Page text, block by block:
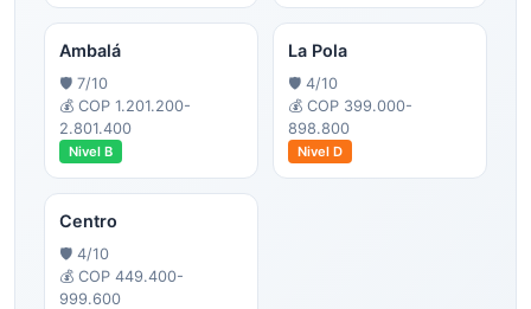
Ambalá
🛡️ 7/10
💰 COP 1.201.200-
2.801.400
Nivel B
La Pola
🛡️ 4/10
💰 COP 399.000-
898.800
Nivel D
Centro
🛡️ 4/10
💰 COP 449.400-
999.600